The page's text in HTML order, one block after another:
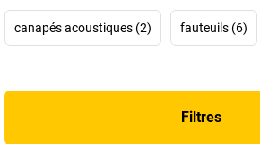
confort, esthétique et fonctionnalité, vous
canapés acoustiques (2) fauteuils (6)
Filtres